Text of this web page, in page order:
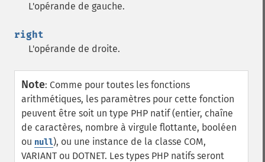
L'opérande de gauche.
right
L'opérande de droite.
Note: Comme pour toutes les fonctions
arithmétiques, les paramètres pour cette fonction
peuvent être soit un type PHP natif (entier, chaîne
de caractères, nombre à virgule flottante, booléen
ou null), ou une instance de la classe COM,
VARIANT ou DOTNET. Les types PHP natifs seront